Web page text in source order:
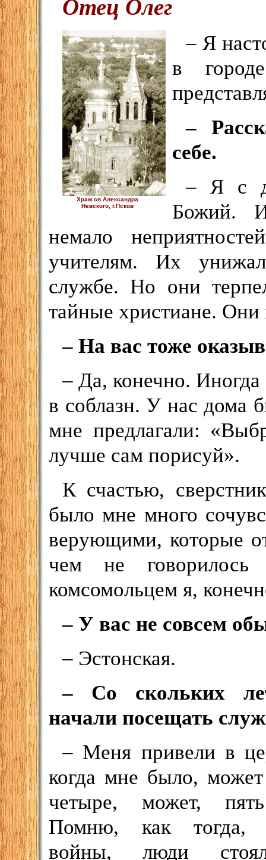
Отец Олег
Храм св.Александра
Невского, г.Псков
– Я
в
–
себе.
– Я с
Божий.
немало
учителям. Их
службе. Но они
тайные христиане.
– На вас тоже
– Да, конечно. Иногда
в соблазн. У нас дома
мне предлагали:
лучше сам порисуй».
К счастью,
было мне много
верующими, которые
чем не
комсомольцем я,
– У вас не совсем
– Эстонская.
– Со скольких
начали посещать
– Меня привели в
когда мне было,
четыре, может,
Помню, как тогда,
войны, люди